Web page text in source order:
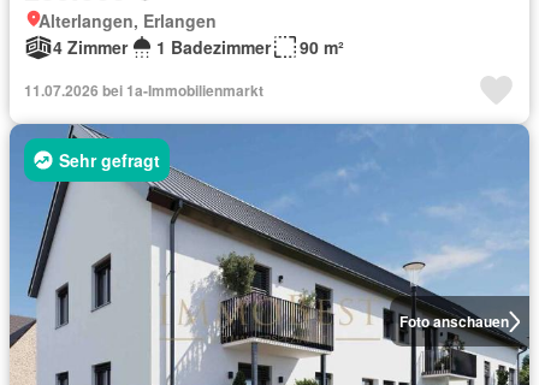
Alterlangen, Erlangen
4 Zimmer
1 Badezimmer 90 m²
11.07.2026 bei 1a-Immobilienmarkt
Foto anschauen
Sehr gefragt